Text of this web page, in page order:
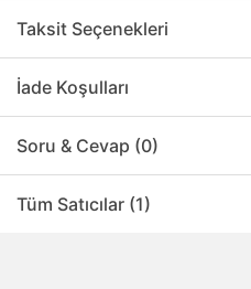
Taksit Seçenekleri
İade Koşulları
Soru & Cevap (0)
Tüm Satıcılar (1)